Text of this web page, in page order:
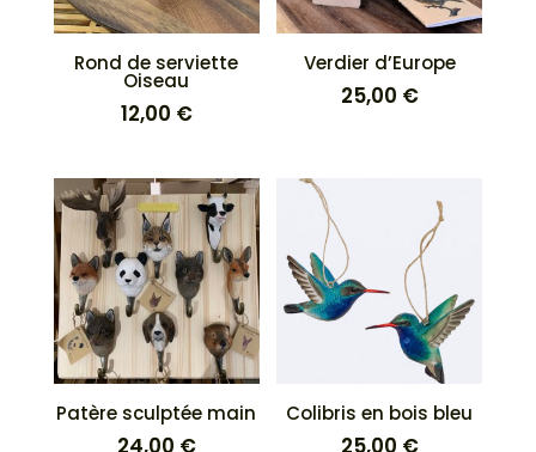
Rond de serviette
Oiseau
12,00 €
Verdier d’Europe
25,00 €
Patère sculptée main Colibris en bois bleu